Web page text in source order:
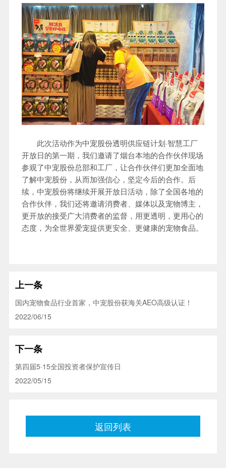
此次活动作为中宠股份透明供应链计划·智慧工厂
开放日的第一期，我们邀请了烟台本地的合作伙伴现场
参观了中宠股份总部和工厂，让合作伙伴们更加全面地
了解中宠股份，从而加强信心，坚定今后的合作。后
续，中宠股份将继续开展开放日活动，除了全国各地的
合作伙伴，我们还将邀请消费者、媒体以及宠物博主，
更开放的接受广大消费者的监督，用更透明，更用心的
态度，为全世界爱宠提供更安全、更健康的宠物食品。
上一条
国内宠物食品行业首家，中宠股份获海关AEO高级认证！
2022/06/15
下一条
第四届5·15全国投资者保护宣传日
2022/05/15
返回列表